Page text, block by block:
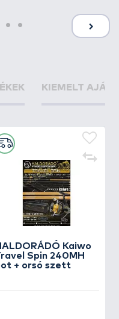
KIEMELT
Kaiwo
Spin 240MH
+ orsó szett